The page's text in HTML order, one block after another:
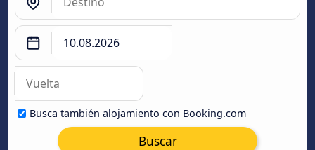
Busca también alojamiento con Booking.com
Buscar